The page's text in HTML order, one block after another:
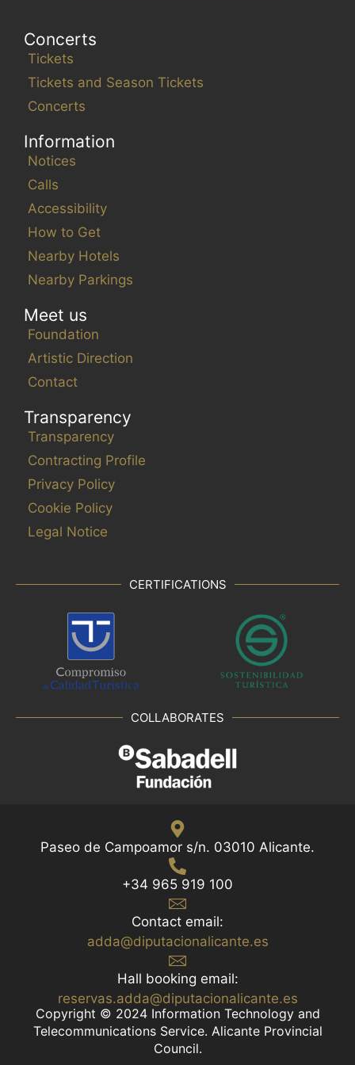
Concerts
Tickets
Tickets and Season Tickets
Concerts
Information
Notices
Calls
Accessibility
How to Get
Nearby Hotels
Nearby Parkings
Meet us
Foundation
Artistic Direction
Contact
Transparency
Transparency
Contracting Profile
Privacy Policy
Cookie Policy
Legal Notice
CERTIFICATIONS
COLLABORATES
Paseo de Campoamor s/n. 03010 Alicante.
+34 965 919 100
Contact email:
adda@diputacionalicante.es
Hall booking email:
reservas.adda@diputacionalicante.es
Copyright © 2024 Information Technology and
Telecommunications Service. Alicante Provincial
Council.